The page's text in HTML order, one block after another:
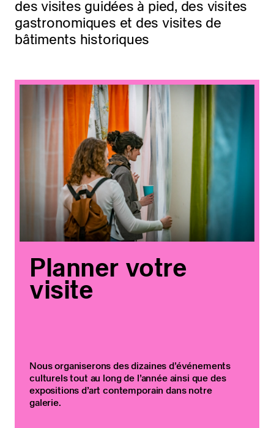
des visites guidées à pied, des visites
gastronomiques et des visites de
bâtiments historiques
Planner votre
visite
Nous organiserons des dizaines d’événements
culturels tout au long de l’année ainsi que des
expositions d’art contemporain dans notre
galerie.